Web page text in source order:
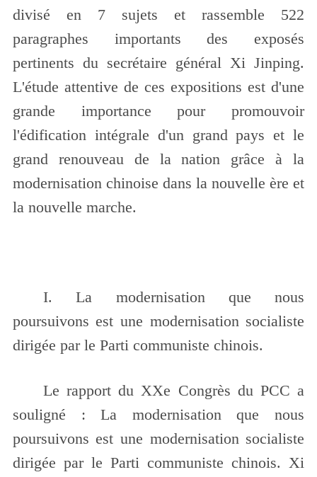
divisé en 7 sujets et rassemble 522
paragraphes importants des exposés
pertinents du secrétaire général Xi Jinping.
L'étude attentive de ces expositions est d'une
grande importance pour promouvoir
l'édification intégrale d'un grand pays et le
grand renouveau de la nation grâce à la
modernisation chinoise dans la nouvelle ère et
la nouvelle marche.
I. La modernisation que nous
poursuivons est une modernisation socialiste
dirigée par le Parti communiste chinois.
Le rapport du XXe Congrès du PCC a
souligné : La modernisation que nous
poursuivons est une modernisation socialiste
dirigée par le Parti communiste chinois. Xi